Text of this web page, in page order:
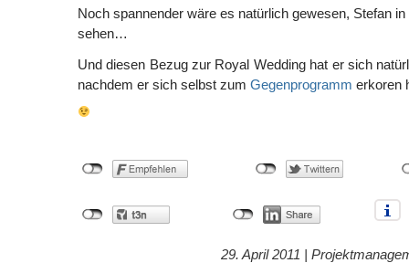
Noch spannender wäre es natürlich gewesen, Stefan
sehen…
Und diesen Bezug zur Royal Wedding hat er sich
nachdem er sich selbst zum Gegenprogramm erkoren
29. April 2011 |